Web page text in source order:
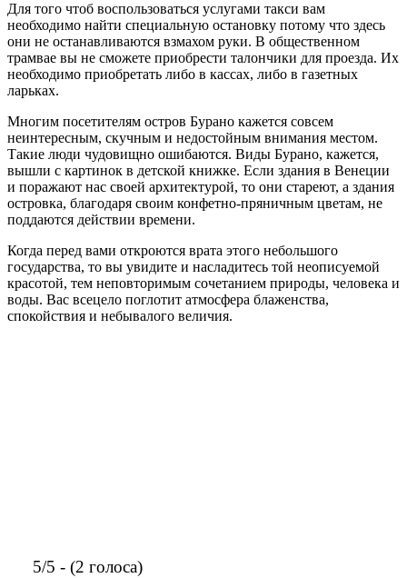
Для того чтоб воспользоваться услугами такси вам
необходимо найти специальную остановку потому что здесь
они не останавливаются взмахом руки. В общественном
трамвае вы не сможете приобрести талончики для проезда. Их
необходимо приобретать либо в кассах, либо в газетных
ларьках.
Многим посетителям остров Бурано кажется совсем
неинтересным, скучным и недостойным внимания местом.
Такие люди чудовищно ошибаются. Виды Бурано, кажется,
вышли с картинок в детской книжке. Если здания в Венеции
и поражают нас своей архитектурой, то они стареют, а здания
островка, благодаря своим конфетно-пряничным цветам, не
поддаются действии времени.
Когда перед вами откроются врата этого небольшого
государства, то вы увидите и насладитесь той неописуемой
красотой, тем неповторимым сочетанием природы, человека и
воды. Вас всецело поглотит атмосфера блаженства,
спокойствия и небывалого величия.
5/5 - (2 голоса)